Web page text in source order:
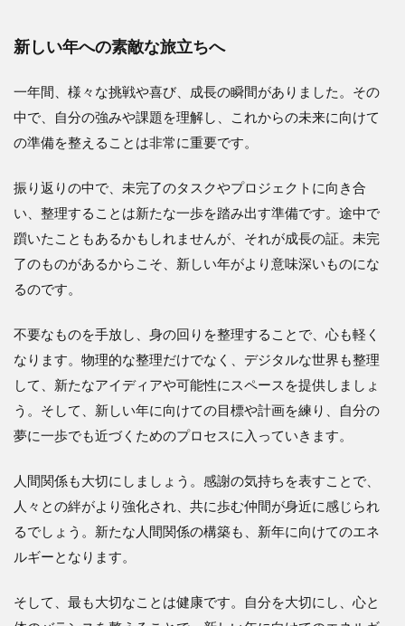
新しい年への素敵な旅立ちへ
一年間、様々な挑戦や喜び、成長の瞬間がありました。その
中で、自分の強みや課題を理解し、これからの未来に向けて
の準備を整えることは非常に重要です。
振り返りの中で、未完了のタスクやプロジェクトに向き合
い、整理することは新たな一歩を踏み出す準備です。途中で
躓いたこともあるかもしれませんが、それが成長の証。未完
了のものがあるからこそ、新しい年がより意味深いものにな
るのです。
不要なものを手放し、身の回りを整理することで、心も軽く
なります。物理的な整理だけでなく、デジタルな世界も整理
して、新たなアイディアや可能性にスペースを提供しましょ
う。そして、新しい年に向けての目標や計画を練り、自分の
夢に一歩でも近づくためのプロセスに入っていきます。
人間関係も大切にしましょう。感謝の気持ちを表すことで、
人々との絆がより強化され、共に歩む仲間が身近に感じられ
るでしょう。新たな人間関係の構築も、新年に向けてのエネ
ルギーとなります。
そして、最も大切なことは健康です。自分を大切にし、心と